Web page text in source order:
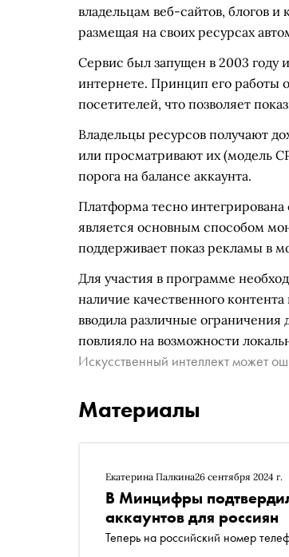
владельцам веб-сайтов, блогов и
размещая на своих ресурсах
Сервис был запущен в 2003 году
интернете. Принцип его работы
посетителей, что позволяет
Владельцы ресурсов получают
или просматривают их (модель
порога на балансе аккаунта.
Платформа тесно интегрирована
является основным способом
поддерживает показ рекламы в
Для участия в программе
наличие качественного
вводила различные ограничения
повлияло на возможности
Искусственный интеллект может
Материалы
Екатерина Палкина26 сентября 2024 г.
В Минцифры
аккаунтов для россиян
Теперь на российский номер